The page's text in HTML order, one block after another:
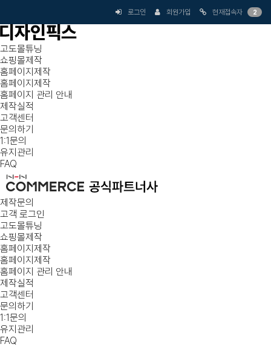
로그인 회원가입 현재접속자 2
고도몰튜닝
쇼핑몰제작
홈페이지제작
홈페이지제작
홈페이지 관리 안내
제작실적
고객센터
문의하기
1:1문의
유지관리
FAQ
제작문의
고객 로그인
고도몰튜닝
쇼핑몰제작
홈페이지제작
홈페이지제작
홈페이지 관리 안내
제작실적
고객센터
문의하기
1:1문의
유지관리
FAQ